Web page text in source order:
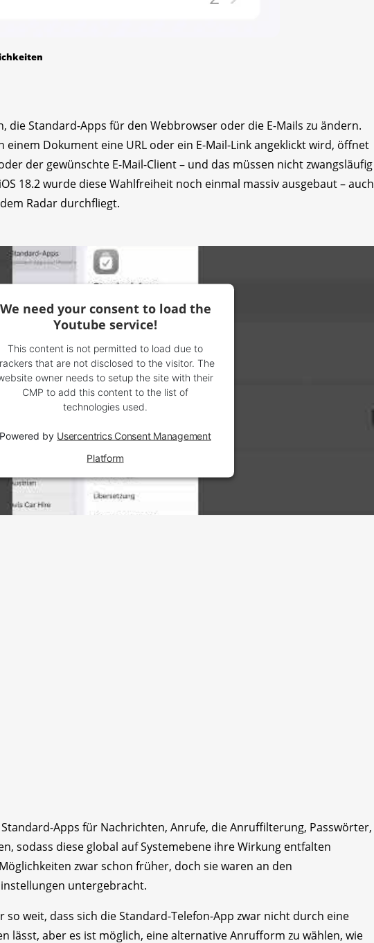
die Standard-Apps für den Webbrowser oder die E-Mails zu ändern.
einem Dokument eine URL oder ein E-Mail-Link angeklickt wird, öffnet
der gewünschte E-Mail-Client – und das müssen nicht zwangsläufig
18.2 wurde diese Wahlfreiheit noch einmal massiv ausgebaut – auch
Radar durchfliegt.
We need your consent to load the
Youtube service!
This content is not permitted to load due to
that are not disclosed to the visitor. The
owner needs to setup the site with their
CMP to add this content to the list of
technologies used.
Powered by Usercentrics Consent Management
Platform
Apps für Nachrichten, Anrufe, die Anruffilterung, Passwörter,
sodass diese global auf Systemebene ihre Wirkung entfalten
zwar schon früher, doch sie waren an den
untergebracht.
so weit, dass sich die Standard-Telefon-App zwar nicht durch eine
lässt, aber es ist möglich, eine alternative Anrufform zu wählen, wie